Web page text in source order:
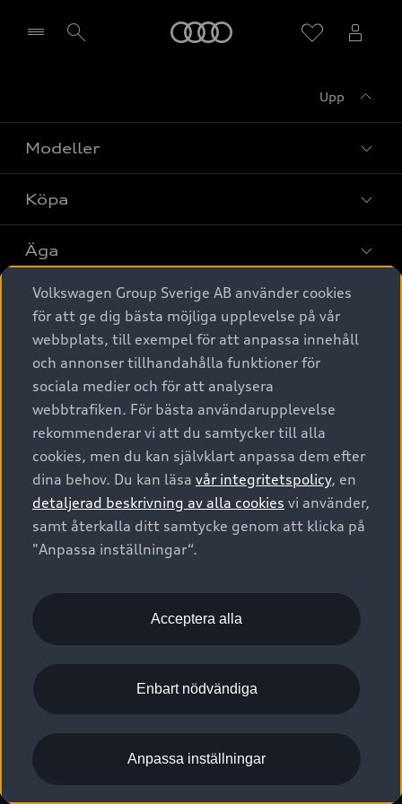
Upp
Modeller
Alla modeller
Elbilar
A6 modellerna
SUV
Avant
Audi Sport
Köpa
Privaterbjudanden
Privatleasing
Nya bilar i lager
Begagnade bilar i lager
Audi approved :plus - så gott som nya
Finansiering
Audi exclusive
Provkörning
Äga
Service & tillbehör
Audi digital services
Originaltillbehör - köp online
Garantier
Försäkring
Digitala manualer för din Audi
Audi Collection – livsstilsartiklar
Vanliga frågor
2G/3G nätet stängs ned - Hur påverkas min bil av detta?
Tjänstebil
Tjänstebil
Business lease online
Företagsleasing
Om Audi Sverige
Kontakta oss
Audi Återförsäljare/-serviceverkstad
myAudi
Pressmeddelanden
Nyhetsbrev
Vårt hållbarhetsarbete
Lediga tjänster huvudkontor
Lediga tjänster hos Audi Återförsäljare
Kommentar till mediauppgifter om dataläcka
© 2026 AUDI SVERIGE. All Rights Reserved.
Utgivare Juridiskt
Juridiskt Audi AG
Juridiskt Audi Digital Giveaway
Anpassa inställningar för cookies
Visselblåsarkanaler
Volkswagen Group Sverige AB använder cookies
för att ge dig bästa möjliga upplevelse på vår
webbplats, till exempel för att anpassa innehåll
och annonser tillhandahålla funktioner för
sociala medier och för att analysera
webbtrafiken. För bästa användarupplevelse
rekommenderar vi att du samtycker till alla
cookies, men du kan självklart anpassa dem efter
dina behov. Du kan läsa vår integritetspolicy, en
detaljerad beskrivning av alla cookies vi använder,
samt återkalla ditt samtycke genom att klicka på
"Anpassa inställningar“.
Acceptera alla
Enbart nödvändiga
Anpassa inställningar